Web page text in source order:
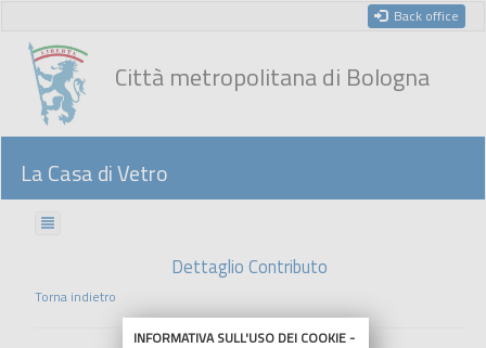
Back office
Città metropolitana di Bologna
La Casa di Vetro
Dettaglio Contributo
Torna indietro
INFORMATIVA SULL'USO DEI COOKIE -